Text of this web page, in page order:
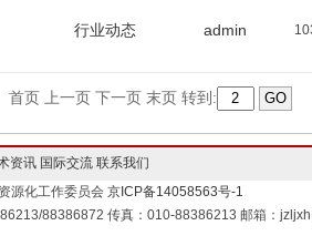
行业动态 admin
页 上一页 下一页 末页 转到:
资讯 国际交流 联系我们
源化工作委员会 京ICP备14058563号-1
88386872 传真：010-88386213 邮箱：